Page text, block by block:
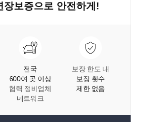
장보증으로 안전하게!
전국
600여 곳 이상
협력 정비업체
네트워크
보장 한도 내
보장 횟수
제한 없음